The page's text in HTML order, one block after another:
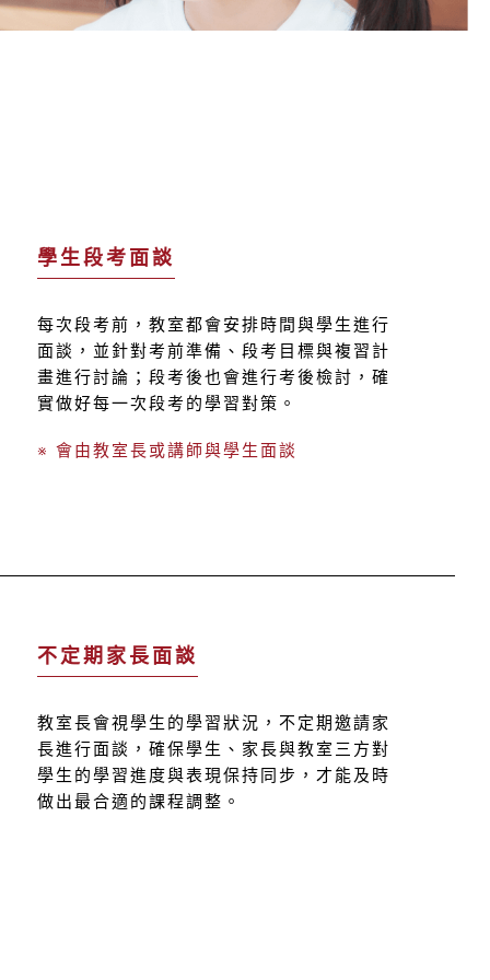
學生段考面談
每次段考前，教室都會安排時間與學生進行
面談，並針對考前準備、段考目標與複習計
畫進行討論；段考後也會進行考後檢討，確
實做好每一次段考的學習對策。
※ 會由教室長或講師與學生面談
不定期家長面談
教室長會視學生的學習狀況，不定期邀請家
長進行面談，確保學生、家長與教室三方對
學生的學習進度與表現保持同步，才能及時
做出最合適的課程調整。